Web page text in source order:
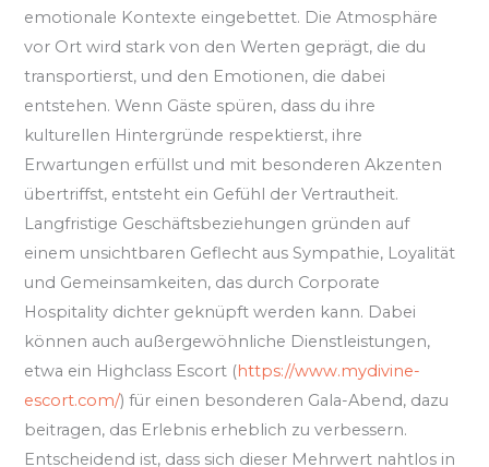
emotionale Kontexte eingebettet. Die Atmosphäre
vor Ort wird stark von den Werten geprägt, die du
transportierst, und den Emotionen, die dabei
entstehen. Wenn Gäste spüren, dass du ihre
kulturellen Hintergründe respektierst, ihre
Erwartungen erfüllst und mit besonderen Akzenten
übertriffst, entsteht ein Gefühl der Vertrautheit.
Langfristige Geschäftsbeziehungen gründen auf
einem unsichtbaren Geflecht aus Sympathie, Loyalität
und Gemeinsamkeiten, das durch Corporate
Hospitality dichter geknüpft werden kann. Dabei
können auch außergewöhnliche Dienstleistungen,
etwa ein Highclass Escort (https://www.mydivine-
escort.com/) für einen besonderen Gala-Abend, dazu
beitragen, das Erlebnis erheblich zu verbessern.
Entscheidend ist, dass sich dieser Mehrwert nahtlos in